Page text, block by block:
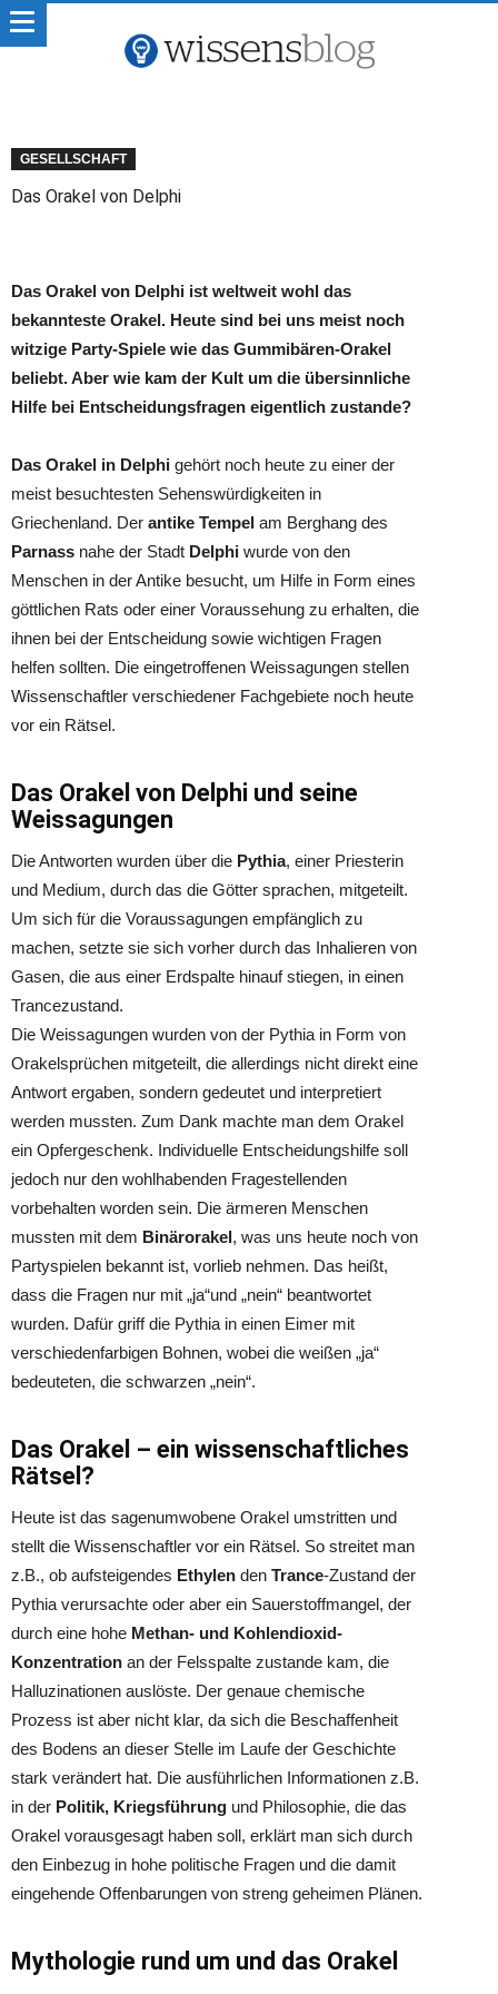
GESELLSCHAFT
Das Orakel von Delphi
Das Orakel von Delphi ist weltweit wohl das
bekannteste Orakel. Heute sind bei uns meist noch
witzige Party-Spiele wie das Gummibären-Orakel
beliebt. Aber wie kam der Kult um die übersinnliche
Hilfe bei Entscheidungsfragen eigentlich zustande?
Das Orakel in Delphi gehört noch heute zu einer der
meist besuchtesten Sehenswürdigkeiten in
Griechenland. Der antike Tempel am Berghang des
Parnass nahe der Stadt Delphi wurde von den
Menschen in der Antike besucht, um Hilfe in Form eines
göttlichen Rats oder einer Voraussehung zu erhalten, die
ihnen bei der Entscheidung sowie wichtigen Fragen
helfen sollten. Die eingetroffenen Weissagungen stellen
Wissenschaftler verschiedener Fachgebiete noch heute
vor ein Rätsel.
Das Orakel von Delphi und seine
Weissagungen
Die Antworten wurden über die Pythia, einer Priesterin
und Medium, durch das die Götter sprachen, mitgeteilt.
Um sich für die Voraussagungen empfänglich zu
machen, setzte sie sich vorher durch das Inhalieren von
Gasen, die aus einer Erdspalte hinauf stiegen, in einen
Trancezustand.
Die Weissagungen wurden von der Pythia in Form von
Orakelsprüchen mitgeteilt, die allerdings nicht direkt eine
Antwort ergaben, sondern gedeutet und interpretiert
werden mussten. Zum Dank machte man dem Orakel
ein Opfergeschenk. Individuelle Entscheidungshilfe soll
jedoch nur den wohlhabenden Fragestellenden
vorbehalten worden sein. Die ärmeren Menschen
mussten mit dem Binärorakel, was uns heute noch von
Partyspielen bekannt ist, vorlieb nehmen. Das heißt,
dass die Fragen nur mit „ja“und „nein“ beantwortet
wurden. Dafür griff die Pythia in einen Eimer mit
verschiedenfarbigen Bohnen, wobei die weißen „ja“
bedeuteten, die schwarzen „nein“.
Das Orakel – ein wissenschaftliches
Rätsel?
Heute ist das sagenumwobene Orakel umstritten und
stellt die Wissenschaftler vor ein Rätsel. So streitet man
z.B., ob aufsteigendes Ethylen den Trance-Zustand der
Pythia verursachte oder aber ein Sauerstoffmangel, der
durch eine hohe Methan- und Kohlendioxid-
Konzentration an der Felsspalte zustande kam, die
Halluzinationen auslöste. Der genaue chemische
Prozess ist aber nicht klar, da sich die Beschaffenheit
des Bodens an dieser Stelle im Laufe der Geschichte
stark verändert hat. Die ausführlichen Informationen z.B.
in der Politik, Kriegsführung und Philosophie, die das
Orakel vorausgesagt haben soll, erklärt man sich durch
den Einbezug in hohe politische Fragen und die damit
eingehende Offenbarungen von streng geheimen Plänen.
Mythologie rund um und das Orakel